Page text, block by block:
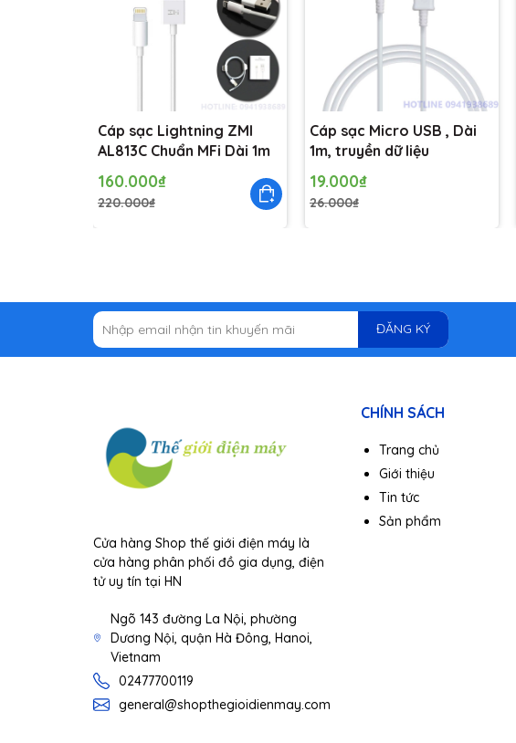
Cáp sạc Lightning ZMI
AL813C Chuẩn MFi Dài 1m
160.000₫
220.000₫
Cáp sạc Micro USB , Dài
1m, truyền dữ liệu
19.000₫
26.000₫
ĐĂNG KÝ
Cửa hàng Shop thế giới điện máy là
cửa hàng phân phối đồ gia dụng, điện
tử uy tín tại HN
Ngõ 143 đường La Nội, phường
Dương Nội, quận Hà Đông, Hanoi,
Vietnam
02477700119
general@shopthegioidienmay.com
CHÍNH SÁCH
Trang chủ
Giới thiệu
Tin tức
Sản phẩm